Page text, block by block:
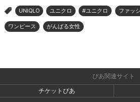
> UNIQLO ユニクロ #ユニクロ ファッ
ワンピース がんばる女性
ぴあ関連サイト
チケットぴあ